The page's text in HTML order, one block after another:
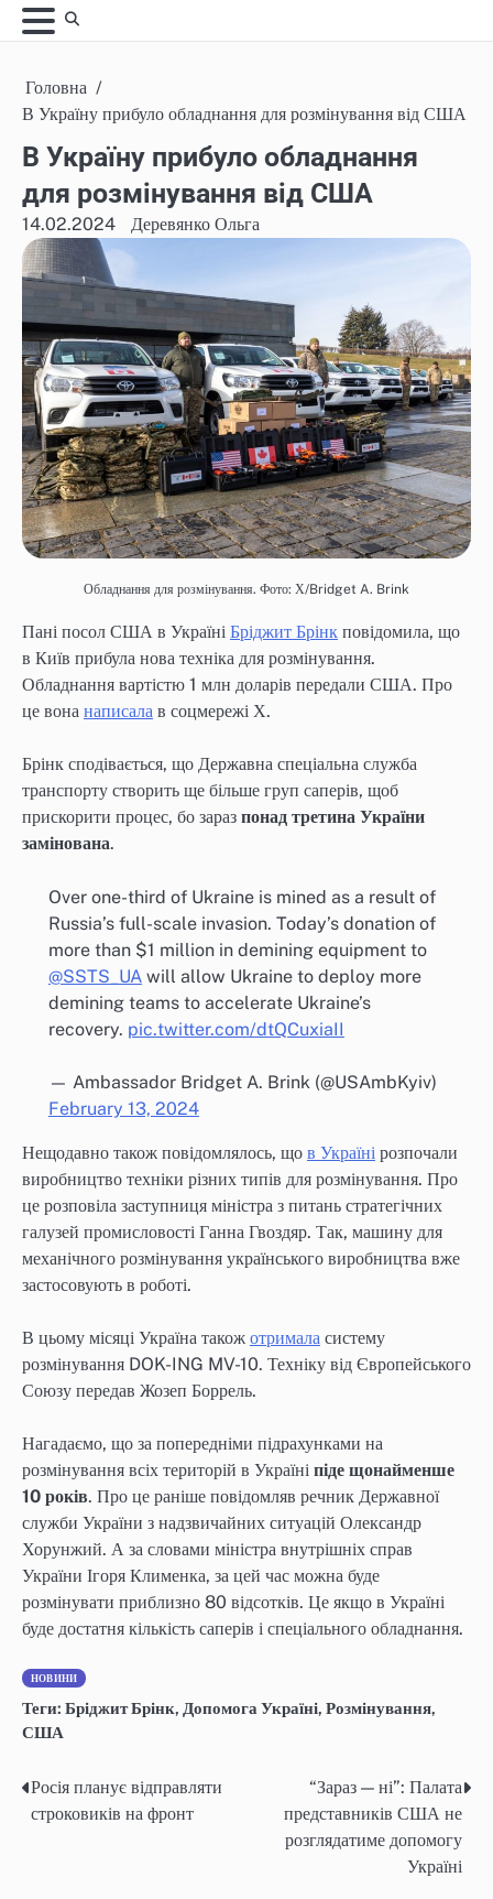
Skip
to
Головна
В Україну прибуло обладнання для розмінування від США
В Україну прибуло обладнання
для розмінування від США
14.02.2024 Деревянко Ольга
Обладнання для розмінування. Фото: Х/Bridget A. Brink
Пані посол США в Україні Бріджит Брінк повідомила, що
в Київ прибула нова техніка для розмінування.
Обладнання вартістю 1 млн доларів передали США. Про
це вона написала в соцмережі Х.
Брінк сподівається, що Державна спеціальна служба
транспорту створить ще більше груп саперів, щоб
прискорити процес, бо зараз понад третина України
замінована.
Over one-third of Ukraine is mined as a result of
Russia’s full-scale invasion. Today’s donation of
more than $1 million in demining equipment to
@SSTS_UA will allow Ukraine to deploy more
demining teams to accelerate Ukraine’s
recovery. pic.twitter.com/dtQCuxiaII
— Ambassador Bridget A. Brink (@USAmbKyiv)
February 13, 2024
Нещодавно також повідомлялось, що в Україні розпочали
виробництво техніки різних типів для розмінування. Про
це розповіла заступниця міністра з питань стратегічних
галузей промисловості Ганна Гвоздяр. Так, машину для
механічного розмінування українського виробництва вже
застосовують в роботі.
В цьому місяці Україна також отримала систему
розмінування DOK-ING MV-10. Техніку від Європейського
Союзу передав Жозеп Боррель.
Нагадаємо, що за попередніми підрахунками на
розмінування всіх територій в Україні піде щонайменше
10 років. Про це раніше повідомляв речник Державної
служби України з надзвичайних ситуацій Олександр
Хорунжий. А за словами міністра внутрішніх справ
України Ігоря Клименка, за цей час можна буде
розмінувати приблизно 80 відсотків. Це якщо в Україні
буде достатня кількість саперів і спеціального обладнання.
НОВИНИ
Теги: Бріджит Брінк, Допомога Україні, Розмінування,
США
Post
navigation
Росія планує відправляти
строковиків на фронт
“Зараз — ні”: Палата
представників США не
розглядатиме допомогу
Україні